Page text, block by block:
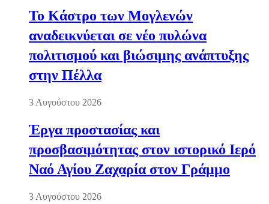
Το Κάστρο των Μογλενών
αναδεικνύεται σε νέο πυλώνα
πολιτισμού και βιώσιμης ανάπτυξης
στην Πέλλα
3 Αυγούστου 2026
Έργα προστασίας και
προσβασιμότητας στον ιστορικό Ιερό
Ναό Αγίου Ζαχαρία στον Γράμμο
3 Αυγούστου 2026